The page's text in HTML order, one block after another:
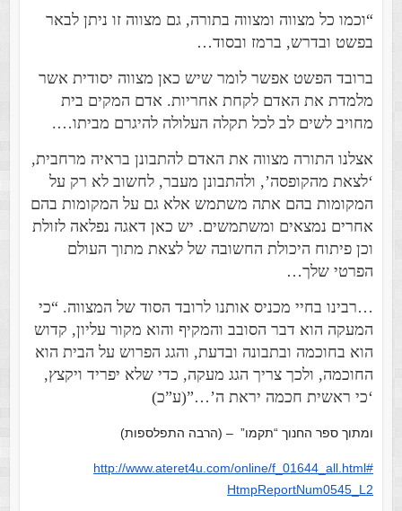
“וכמו כל מצווה ומצווה בתורה, גם מצווה זו ניתן לבאר
בפשט ובדרש, ברמז ובסוד…
ברובד הפשט אפשר לומר שיש כאן מצווה יסודית אשר
מלמדת את האדם לקחת אחריות. אדם המקים בית
מחויב לשים לב לכל תקלה העלולה להיגרם מביתו….
אצלנו התורה מצווה את האדם להתבונן בראיה מרחבית,
‘לצאת מהקופסה’, ולהתבונן מעבר, לחשוב לא רק על
המקומות בהם אתה משתמש אלא גם על המקומות בהם
אחרים נמצאים ומשתמשים. יש כאן דאגה נפלאה לזולת
וכן פיתוח היכולת החשובה של לצאת מתוך העולם
הפרטי שלך…
…רבינו בחיי מכניס אותנו לרובד הסוד של המצווה. “כי
המעקה הוא דבר הסובב והמקיף והוא מקור עליון, קדוש
הוא בחוכמה ובתבונה ובדעת, והגג הפרוש על הבית הוא
החוכמה, ולכך צריך הגג מעקה, כדי שלא יפריד ויקצץ,
‘כי ראשית חכמה יראת ה’…”(ע”כ)
ומתוך ספר החנוך “תקמו” – (הרבה התפלספות)
http://www.ateret4u.com/online/f_01644_all.html#
HtmpReportNum0545_L2